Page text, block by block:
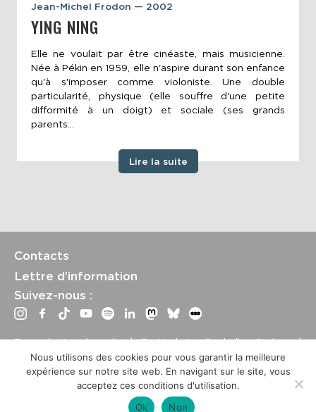
Jean-Michel Frodon — 2002
YING NING
Elle ne voulait par être cinéaste, mais musicienne.
Née à Pékin en 1959, elle n'aspire durant son enfance
qu'à s'imposer comme violoniste. Une double
particularité, physique (elle souffre d'une petite
difformité à un doigt) et sociale (ses grands
parents...
Lire la suite
Contacts
Lettre d’information
Suivez-nous :
Tous droits réservés | Festival La Rochelle Cinéma |
International Film Festival – Mentions légales –Conditions
générales de vente
Crédits site : Marine Breton, design ;Etienne Delcambre,
développement et mise à jour
Nous utilisons des cookies pour vous garantir la meilleure
expérience sur notre site web. En navigant sur le site, vous
acceptez ces conditions d'utilisation.
Ok
Non